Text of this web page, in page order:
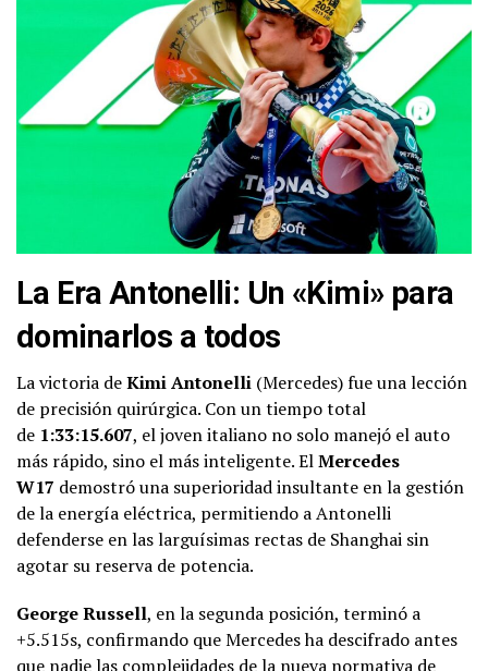
La Era Antonelli: Un «Kimi» para
dominarlos a todos
La victoria deKimi Antonelli (Mercedes) fue una lección
de precisión quirúrgica. Con un tiempo total
de 1:33:15.607, el joven italiano no solo manejó el auto
más rápido, sino el más inteligente. ElMercedes
W17 demostró una superioridad insultante en la gestión
de la energía eléctrica, permitiendo a Antonelli
defenderse en las larguísimas rectas de Shanghai sin
agotar su reserva de potencia.
George Russell, en la segunda posición, terminó a
+5.515s, confirmando que Mercedes ha descifrado antes
que nadie las complejidades de la nueva normativa de